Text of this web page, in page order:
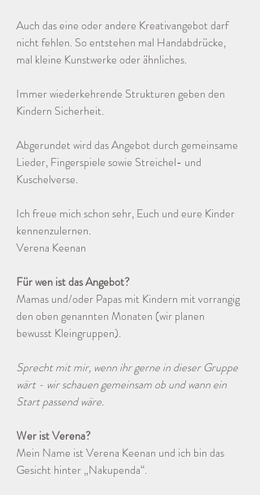
Auch das eine oder andere Kreativangebot darf
nicht fehlen. So entstehen mal Handabdrücke,
mal kleine Kunstwerke oder ähnliches.
Immer wiederkehrende Strukturen geben den
Kindern Sicherheit.
Abgerundet wird das Angebot durch gemeinsame
Lieder, Fingerspiele sowie Streichel- und
Kuschelverse.
Ich freue mich schon sehr, Euch und eure Kinder
kennenzulernen.
Verena Keenan
Für wen ist das Angebot?
Mamas und/oder Papas mit Kindern mit vorrangig
den oben genannten Monaten (wir planen
bewusst Kleingruppen).
Sprecht mit mir, wenn ihr gerne in dieser Gruppe
wärt - wir schauen gemeinsam ob und wann ein
Start passend wäre.
Wer ist Verena?
Mein Name ist Verena Keenan und ich bin das
Gesicht hinter „Nakupenda“.